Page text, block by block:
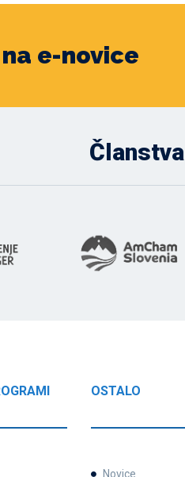
e-novice
Članstva
OSTALO
Novice